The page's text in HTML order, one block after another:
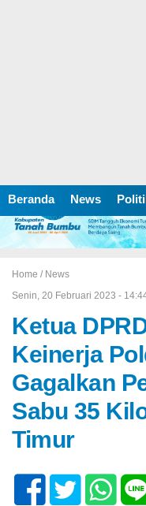
Beranda News
Home / News
Senin, 20 Februari 2023 -
Ketua
Keinerja
Gagalkan
Sabu 35
Timur